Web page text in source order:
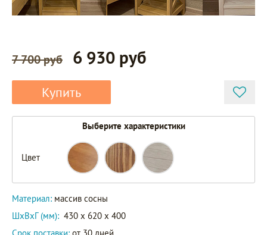
7 700 руб 6 930 руб
Купить
Выберите характеристики
Цвет
Материал: массив сосны
ШxВxГ (мм): 430 x 620 x 400